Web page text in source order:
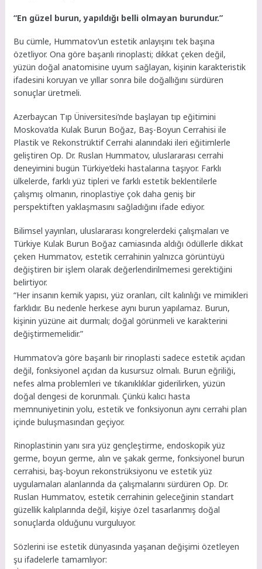
“En güzel burun, yapıldığı belli olmayan burundur.”
Bu cümle, Hummatov’un estetik anlayışını tek başına
özetliyor. Ona göre başarılı rinoplasti; dikkat çeken değil,
yüzün doğal anatomisine uyum sağlayan, kişinin karakteristik
ifadesini koruyan ve yıllar sonra bile doğallığını sürdüren
sonuçlar üretmeli.
Azerbaycan Tıp Üniversitesi’nde başlayan tıp eğitimini
Moskova’da Kulak Burun Boğaz, Baş-Boyun Cerrahisi ile
Plastik ve Rekonstrüktif Cerrahi alanındaki ileri eğitimlerle
geliştiren Op. Dr. Ruslan Hummatov, uluslararası cerrahi
deneyimini bugün Türkiye’deki hastalarına taşıyor. Farklı
ülkelerde, farklı yüz tipleri ve farklı estetik beklentilerle
çalışmış olmanın, rinoplastiye çok daha geniş bir
perspektiften yaklaşmasını sağladığını ifade ediyor.
Bilimsel yayınları, uluslararası kongrelerdeki çalışmaları ve
Türkiye Kulak Burun Boğaz camiasında aldığı ödüllerle dikkat
çeken Hummatov, estetik cerrahinin yalnızca görüntüyü
değiştiren bir işlem olarak değerlendirilmemesi gerektiğini
belirtiyor.
“Her insanın kemik yapısı, yüz oranları, cilt kalınlığı ve mimikleri
farklıdır. Bu nedenle herkese aynı burun yapılamaz. Burun,
kişinin yüzüne ait durmalı; doğal görünmeli ve karakterini
değiştirmemelidir.”
Hummatov’a göre başarılı bir rinoplasti sadece estetik açıdan
değil, fonksiyonel açıdan da kusursuz olmalı. Burun eğriliği,
nefes alma problemleri ve tıkanıklıklar giderilirken, yüzün
doğal dengesi de korunmalı. Çünkü kalıcı hasta
memnuniyetinin yolu, estetik ve fonksiyonun aynı cerrahi plan
içinde buluşmasından geçiyor.
Rinoplastinin yanı sıra yüz gençleştirme, endoskopik yüz
germe, boyun germe, alın ve şakak germe, fonksiyonel burun
cerrahisi, baş-boyun rekonstrüksiyonu ve estetik yüz
uygulamaları alanlarında da çalışmalarını sürdüren Op. Dr.
Ruslan Hummatov, estetik cerrahinin geleceğinin standart
güzellik kalıplarında değil, kişiye özel tasarlanmış doğal
sonuçlarda olduğunu vurguluyor.
Sözlerini ise estetik dünyasında yaşanan değişimi özetleyen
şu ifadelerle tamamlıyor: